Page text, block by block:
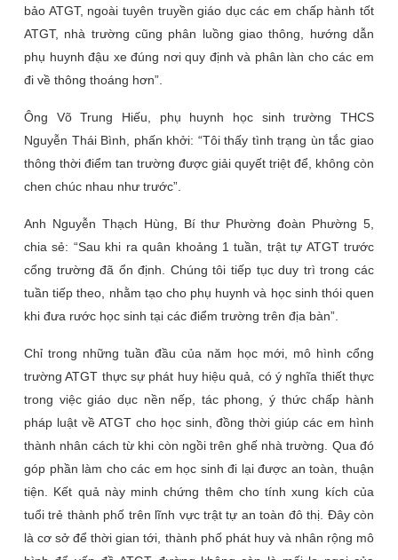
bảo ATGT, ngoài tuyên truyền giáo dục các em chấp hành tốt
ATGT, nhà trường cũng phân luồng giao thông, hướng dẫn
phụ huynh đậu xe đúng nơi quy định và phân làn cho các em
đi về thông thoáng hơn”.
Ông Võ Trung Hiếu, phụ huynh học sinh trường THCS
Nguyễn Thái Bình, phấn khởi: “Tôi thấy tình trạng ùn tắc giao
thông thời điểm tan trường được giải quyết triệt để, không còn
chen chúc nhau như trước”.
Anh Nguyễn Thạch Hùng, Bí thư Phường đoàn Phường 5,
chia sẻ: “Sau khi ra quân khoảng 1 tuần, trật tự ATGT trước
cổng trường đã ổn định. Chúng tôi tiếp tục duy trì trong các
tuần tiếp theo, nhằm tạo cho phụ huynh và học sinh thói quen
khi đưa rước học sinh tại các điểm trường trên địa bàn”.
Chỉ trong những tuần đầu của năm học mới, mô hình cổng
trường ATGT thực sự phát huy hiệu quả, có ý nghĩa thiết thực
trong việc giáo dục nền nếp, tác phong, ý thức chấp hành
pháp luật về ATGT cho học sinh, đồng thời giúp các em hình
thành nhân cách từ khi còn ngồi trên ghế nhà trường. Qua đó
góp phần làm cho các em học sinh đi lại được an toàn, thuận
tiện. Kết quả này minh chứng thêm cho tính xung kích của
tuổi trẻ thành phố trên lĩnh vực trật tự an toàn đô thị. Đây còn
là cơ sở để thời gian tới, thành phố phát huy và nhân rộng mô